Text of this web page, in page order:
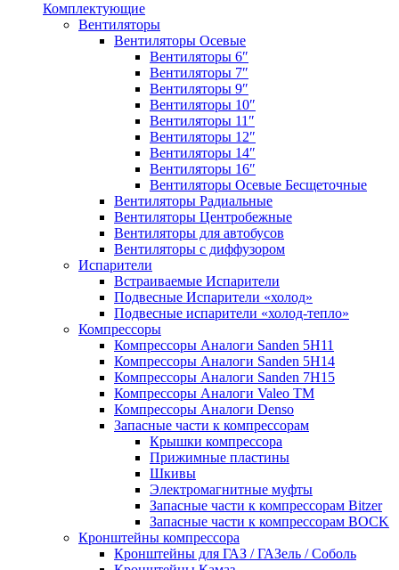
Комплектующие
Вентиляторы
Вентиляторы Осевые
Вентиляторы 6″
Вентиляторы 7″
Вентиляторы 9″
Вентиляторы 10″
Вентиляторы 11″
Вентиляторы 12″
Вентиляторы 14″
Вентиляторы 16″
Вентиляторы Осевые Бесщеточные
Вентиляторы Радиальные
Вентиляторы Центробежные
Вентиляторы для автобусов
Вентиляторы с диффузором
Испарители
Встраиваемые Испарители
Подвесные Испарители «холод»
Подвесные испарители «холод-тепло»
Компрессоры
Компрессоры Аналоги Sanden 5H11
Компрессоры Аналоги Sanden 5H14
Компрессоры Аналоги Sanden 7H15
Компрессоры Аналоги Valeo ТМ
Компрессоры Аналоги Denso
Запасные части к компрессорам
Крышки компрессора
Прижимные пластины
Шкивы
Электромагнитные муфты
Запасные части к компрессорам Bitzer
Запасные части к компрессорам BOCK
Кронштейны компрессора
Кронштейны для ГАЗ / ГАЗель / Соболь